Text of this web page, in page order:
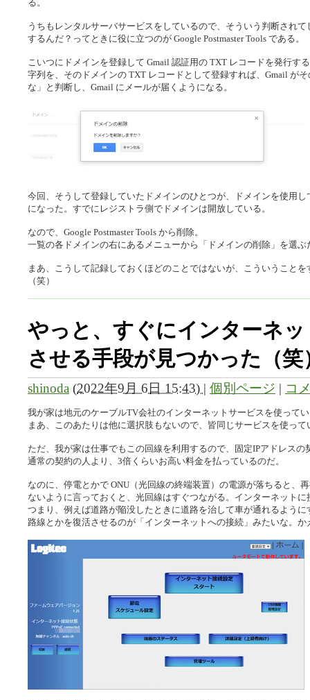
る。
うちもレンタルサーバサービスをしているので、そういう判断され
するんだ？ってときに役に立つのが Google Postmaster Tools である。
こいつにドメインを登録して Gmail 認証用の TXT レコードを発行す
字列を、そのドメインの TXT レコードとして登録すれば、Gmail が
な」と判断し、Gmail にメールが届くようになる。
今回、そうして登録していたドメインのひとつが、ドメインを使用
になった。すでにレジストラ側でドメインは開放している。
なので、Google Postmaster Tools から削除。
一覧の各ドメインの右にあるメニューから「ドメインの削除」を選ぶ
まあ、こうして記録しておくほどのことではないが、こういうこと
（笑）
やっと、すぐにインターネ
させる手段が見つかった（笑
shinoda (2022年9月 6日 15:43) | 個別ページ | コ
我が家は地元のケーブルTV会社のインターネットサービスを使って
まあ、このあたりは他に選択肢もないので、皆同じサービスを使っ
ただ、我が家は仕事でもこの回線を利用するので、固定IPアドレスの
通常の契約の人より、3倍くらいお高い料金を払っているのだ。
なのに、停電とかで ONU（光回線の終端装置）の電源が落ちると、
ないように言っておくと、光回線はすぐつながる。インターネット
つまり、例えば道路が陥没したときに道路を治して車が通れるよう
路線とかを復活させるのが「インターネットへの接続」みたいな。